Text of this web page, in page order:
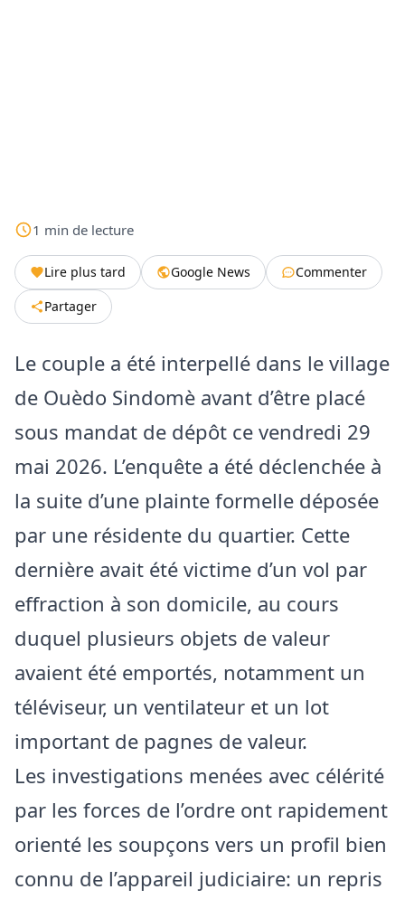
1 min de lecture
Lire plus tard Google News
Commenter
Partager
Le couple a été interpellé dans le village
de Ouèdo Sindomè avant d’être placé
sous mandat de dépôt ce vendredi 29
mai 2026. ​L’enquête a été déclenchée à
la suite d’une plainte formelle déposée
par une résidente du quartier. Cette
dernière avait été victime d’un vol par
effraction à son domicile, au cours
duquel plusieurs objets de valeur
avaient été emportés, notamment un
téléviseur, un ventilateur et un lot
important de pagnes de valeur.
​Les investigations menées avec célérité
par les forces de l’ordre ont rapidement
orienté les soupçons vers un profil bien
connu de l’appareil judiciaire: un repris